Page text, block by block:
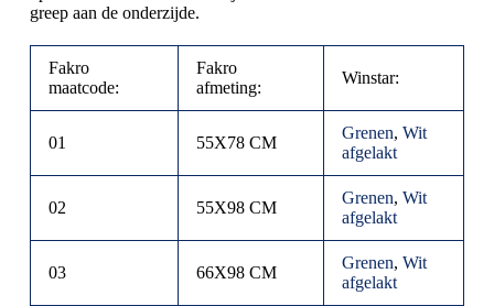
greep aan de onderzijde.
Fakro
maatcode:
Fakro
afmeting:
Winstar:
01 55X78 CM
Grenen, Wit
afgelakt
02 55X98 CM
Grenen, Wit
afgelakt
03 66X98 CM
Grenen, Wit
afgelakt